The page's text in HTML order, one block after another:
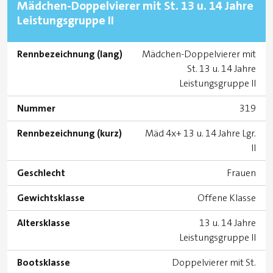
Mädchen-Doppelvierer mit St. 13 u. 14 Jahre
Leistungsgruppe II
Rennbezeichnung (lang)
Mädchen-Doppelvierer mit
St. 13 u. 14 Jahre
Leistungsgruppe II
Nummer
319
Rennbezeichnung (kurz)
Mäd 4x+ 13 u. 14 Jahre Lgr.
II
Geschlecht
Frauen
Gewichtsklasse
Offene Klasse
Altersklasse
13 u. 14 Jahre
Leistungsgruppe II
Bootsklasse
Doppelvierer mit St.